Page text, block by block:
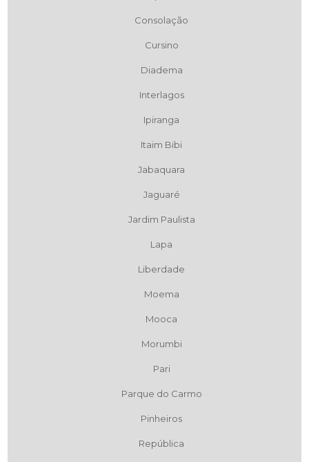
Consolação
Cursino
Diadema
Interlagos
Ipiranga
Itaim Bibi
Jabaquara
Jaguaré
Jardim Paulista
Lapa
Liberdade
Moema
Mooca
Morumbi
Pari
Parque do Carmo
Pinheiros
República